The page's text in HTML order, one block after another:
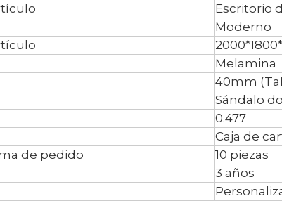
Escritorio
Moderno
Melamina
40mm
Sándalo
0.477
Caja de
de pedido
10 piezas
3 años